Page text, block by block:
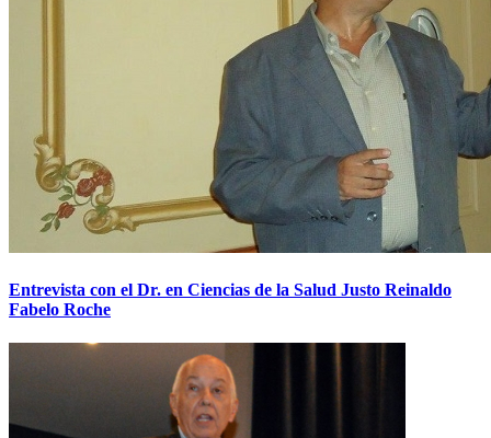
Entrevista con el Dr. en Ciencias de la Salud Justo Reinaldo
Fabelo Roche